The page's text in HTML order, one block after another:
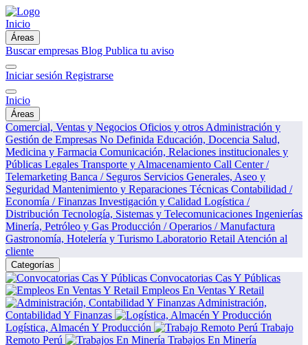
Inicio
Áreas
Buscar empresas Blog Publica tu aviso
Iniciar sesión Registrarse
Inicio
Áreas
Comercial, Ventas y Negocios Oficios y otros Administración y
Gestión de Empresas No Definida Educación, Docencia Salud,
Medicina y Farmacia Comunicación, Relaciones institucionales y
Públicas Legales Transporte y Almacenamiento Call Center /
Telemarketing Banca / Seguros Servicios Generales, Aseo y
Seguridad Mantenimiento y Reparaciones Técnicas Contabilidad /
Economía / Finanzas Investigación y Calidad Logística /
Distribución Tecnología, Sistemas y Telecomunicaciones Ingenierías
Minería, Petróleo y Gas Producción / Operarios / Manufactura
Gastronomía, Hotelería y Turismo Laboratorio Retail Atención al
cliente
Categorías
Convocatorias Cas Y Públicas
Empleos En Ventas Y Retail
Administración,
Contabilidad Y Finanzas
Logística, Almacén Y Producción
Trabajo
Remoto Perú
Trabajos En Minería